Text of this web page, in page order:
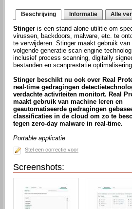
Beschrijving Informatie Alle
Stinger is een stand-alone utilitie om
virussen, backdoors, malware, etc. te
te verwijderen. Stinger maakt gebruik van
volgende generatie scan engine
inclusief process scanning, digitally
bestanden en scanprestatie
Stinger beschikt nu ook over Real
real-time gedragingen
verdachte activiteiten monitort. Real
maakt gebruik van machine leren en
geautomatiseerde gedragingen
classificaties in de cloud om zo te
tegen zero-day malware in real-time.
Portable applicatie
Stel een correctie voor
Screenshots: